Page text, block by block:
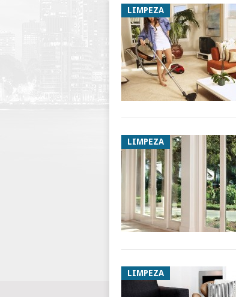
LIMPEZA
LIMPEZA
LIMPEZA